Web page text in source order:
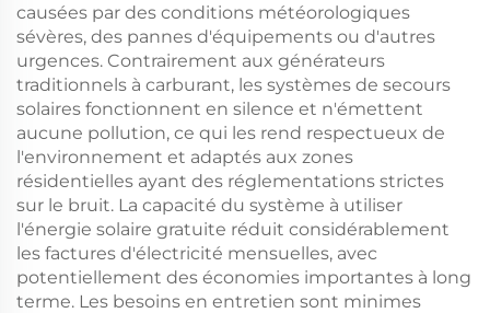
causées par des conditions météorologiques
sévères, des pannes d'équipements ou d'autres
urgences. Contrairement aux générateurs
traditionnels à carburant, les systèmes de secours
solaires fonctionnent en silence et n'émettent
aucune pollution, ce qui les rend respectueux de
l'environnement et adaptés aux zones
résidentielles ayant des réglementations strictes
sur le bruit. La capacité du système à utiliser
l'énergie solaire gratuite réduit considérablement
les factures d'électricité mensuelles, avec
potentiellement des économies importantes à long
terme. Les besoins en entretien sont minimes